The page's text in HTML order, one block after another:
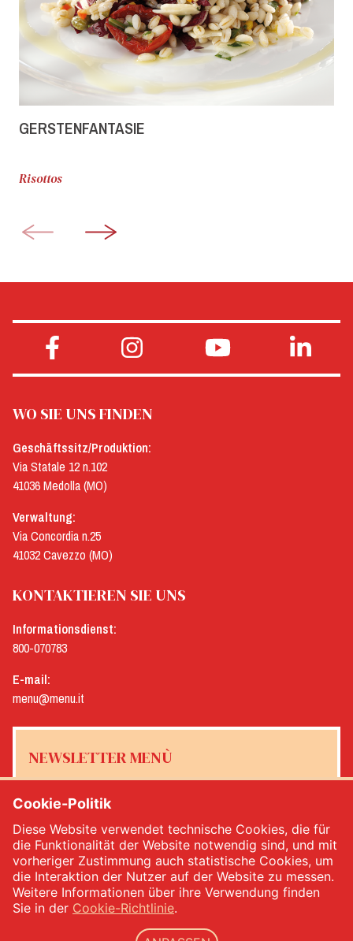
GERSTENFANTASIE
Risottos
WO SIE UNS FINDEN
Geschäftssitz/Produktion:
Via Statale 12 n.102
41036 Medolla (MO)
Verwaltung:
Via Concordia n.25
41032 Cavezzo (MO)
KONTAKTIEREN SIE UNS
Informationsdienst:
800-070783
E-mail:
menu@menu.it
NEWSLETTER MENÙ
Ja, ich möchte den Newsletter von Menù erhalten*
MELDEN SIE SICH AN
Cookie-Politik
Diese Website verwendet technische Cookies, die für
die Funktionalität der Website notwendig sind, und mit
vorheriger Zustimmung auch statistische Cookies, um
die Interaktion der Nutzer auf der Website zu messen.
Weitere Informationen über ihre Verwendung finden
Sie in der Cookie-Richtlinie.